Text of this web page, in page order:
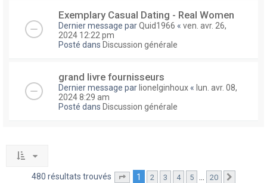
Exemplary Сasual Dating - Real Women
Dernier message parQuid1966 « ven. avr. 26,
2024 12:22 pm
Posté dans Discussion générale
grand livre fournisseurs
Dernier message par lionelginhoux « lun. avr. 08,
2024 8:29 am
Posté dans Discussion générale
480 résultats trouvés Page sur20
1 2 3 4 5 … 20